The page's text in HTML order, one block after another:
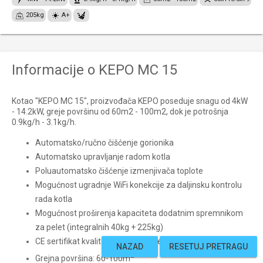
205kg A+
Informacije o KEPO MC 15
Kotao "KEPO MC 15", proizvođača KEPO poseduje snagu od 4kW
- 14.2kW, greje površinu od 60m2 - 100m2, dok je potrošnja
0.9kg/h - 3.1kg/h.
Automatsko/ručno čišćenje gorionika
Automatsko upravljanje radom kotla
Poluautomatsko čišćenje izmenjivača toplote
Mogućnost ugradnje WiFi konekcije za daljinsku kontrolu
rada kotla
Mogućnost proširenja kapaciteta dodatnim spremnikom
za pelet (integralnih 40kg + 225kg)
CE sertifikat kvaliteta najviše klase (5)
Grejna površina: 60-100m2
NAZAD RESETUJ PRETRAGU